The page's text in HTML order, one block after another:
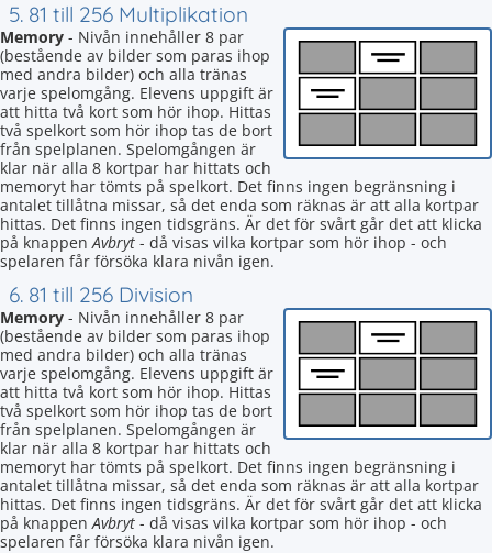
5. 81 till 256 Multiplikation
Memory - Nivån innehåller 8 par
(bestående av bilder som paras ihop
med andra bilder) och alla tränas
varje spelomgång. Elevens uppgift är
att hitta två kort som hör ihop. Hittas
två spelkort som hör ihop tas de bort
från spelplanen. Spelomgången är
klar när alla 8 kortpar har hittats och
memoryt har tömts på spelkort. Det finns ingen begränsning i
antalet tillåtna missar, så det enda som räknas är att alla kortpar
hittas. Det finns ingen tidsgräns. Är det för svårt går det att klicka
på knappenAvbryt - då visas vilka kortpar som hör ihop - och
spelaren får försöka klara nivån igen.
6. 81 till 256 Division
Memory - Nivån innehåller 8 par
(bestående av bilder som paras ihop
med andra bilder) och alla tränas
varje spelomgång. Elevens uppgift är
att hitta två kort som hör ihop. Hittas
två spelkort som hör ihop tas de bort
från spelplanen. Spelomgången är
klar när alla 8 kortpar har hittats och
memoryt har tömts på spelkort. Det finns ingen begränsning i
antalet tillåtna missar, så det enda som räknas är att alla kortpar
hittas. Det finns ingen tidsgräns. Är det för svårt går det att klicka
på knappenAvbryt - då visas vilka kortpar som hör ihop - och
spelaren får försöka klara nivån igen.